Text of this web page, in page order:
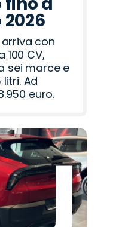
arriva con
CV,
sei marce e
Ad
euro.